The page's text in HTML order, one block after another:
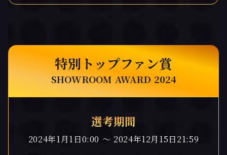
特別トップファン賞
SHOWROOM AWARD 2024
選考期間
2024年1月1日0:00 〜 2024年12月15日21:59